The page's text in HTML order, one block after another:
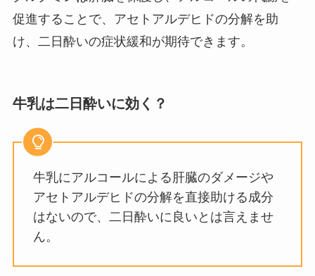
促進することで、アセトアルデヒドの分解を助
け、二日酔いの症状緩和が期待できます。
牛乳は二日酔いに効く？
牛乳にアルコールによる肝臓のダメージや
アセトアルデヒドの分解を直接助ける成分
はないので、二日酔いに良いとは言えませ
ん。